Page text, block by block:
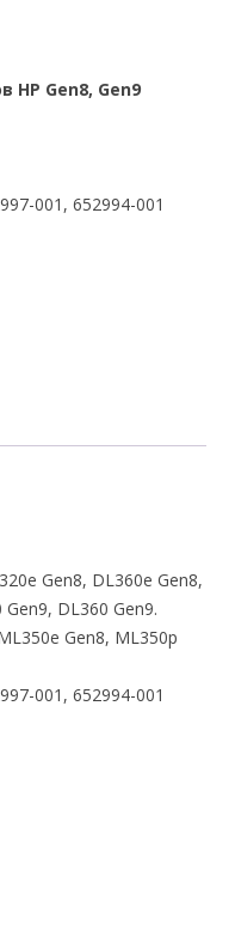
HP Gen8, Gen9
001, 652994-001
Gen8, DL360e Gen8,
DL360 Gen9.
Gen8, ML350p
001, 652994-001